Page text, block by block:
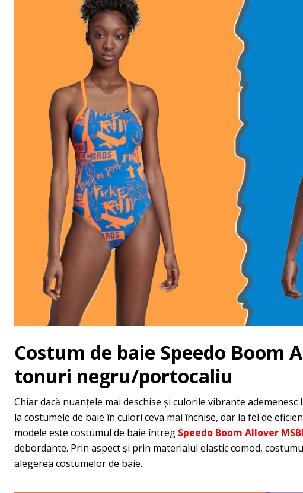
Costum de baie Speedo Boom
tonuri negru/portocaliu
Chiar dacă nuanțele mai deschise și culorile vibrante
la costumele de baie în culori ceva mai închise, dar la fel de
modele este costumul de baie întreg Speedo Boom Allover
debordante. Prin aspect și prin materialul elastic comod,
alegerea costumelor de baie.